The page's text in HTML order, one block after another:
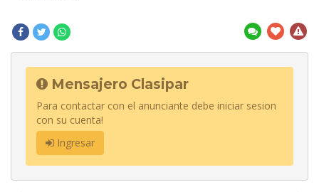
Mensajero Clasipar
Para contactar con el anunciante debe iniciar sesion
con su cuenta!
Ingresar